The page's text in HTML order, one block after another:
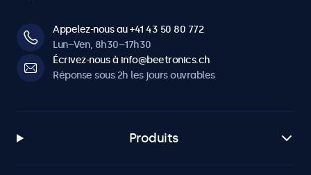
Appelez-nous au +41 43 50 80 772
Lun–Ven, 8h30–17h30
Écrivez-nous à info@beetronics.ch
Réponse sous 2h les jours ouvrables
Produits